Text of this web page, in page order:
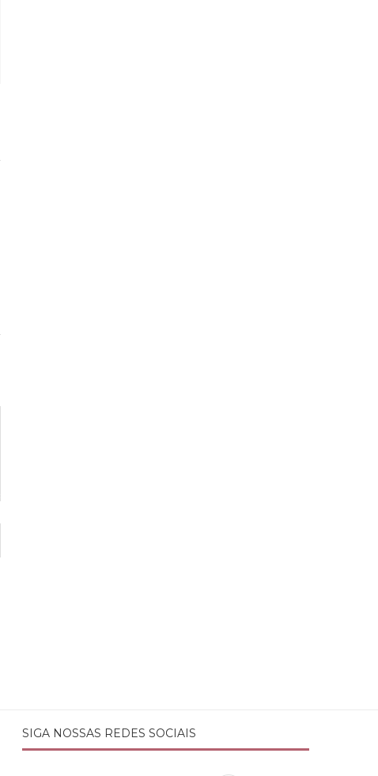
SIGA NOSSAS REDES SOCIAIS